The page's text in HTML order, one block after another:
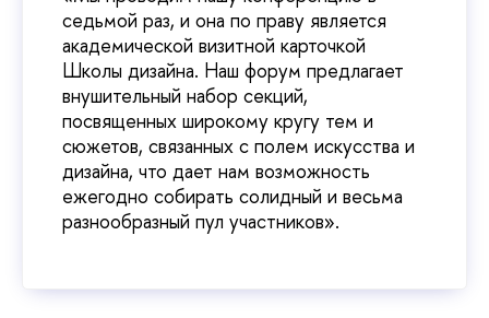
седьмой раз, и она по праву является
академической визитной карточкой
Школы дизайна. Наш форум предлагает
внушительный набор секций,
посвященных широкому кругу тем и
сюжетов, связанных с полем искусства и
дизайна, что дает нам возможность
ежегодно собирать солидный и весьма
разнообразный пул участников».